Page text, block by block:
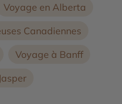
Voyage en Alberta
Canadiennes
Voyage à Banff